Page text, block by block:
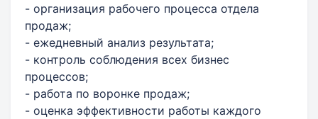
- организация рабочего процесса отдела
продаж;
- ежедневный анализ результата;
- контроль соблюдения всех бизнес
процессов;
- работа по воронке продаж;
- оценка эффективности работы каждого